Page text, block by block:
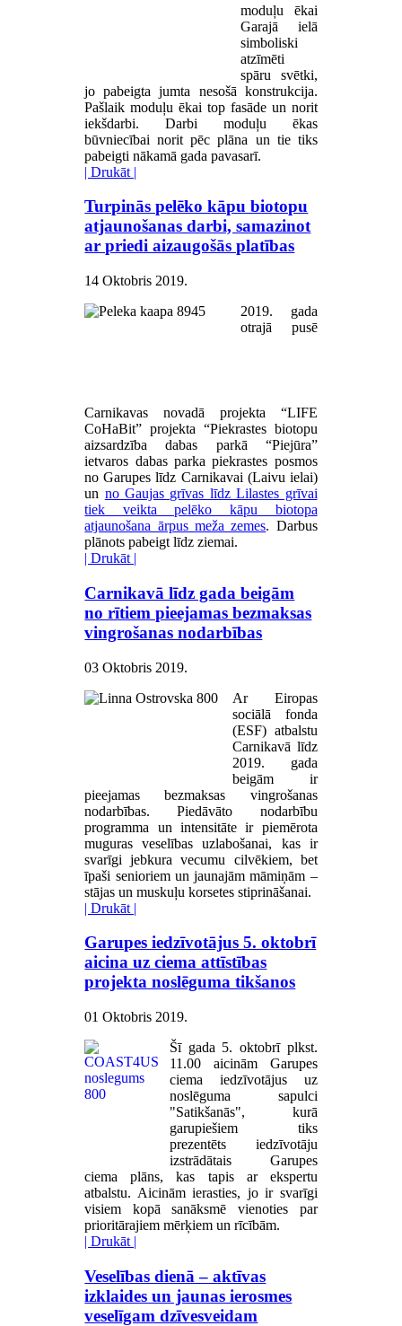
moduļu ēkai
Garajā ielā
simboliski
atzīmēti
spāru svētki,
jo pabeigta jumta nesošā konstrukcija.
Pašlaik moduļu ēkai top fasāde un norit
iekšdarbi. Darbi moduļu ēkas
būvniecībai norit pēc plāna un tie tiks
pabeigti nākamā gada pavasarī.
| Drukāt |
Turpinās pelēko kāpu biotopu
atjaunošanas darbi, samazinot
ar priedi aizaugošās platības
14 Oktobris 2019.
2019. gada
otrajā pusē
Carnikavas novadā projekta “LIFE
CoHaBit” projekta “Piekrastes biotopu
aizsardzība dabas parkā “Piejūra”
ietvaros dabas parka piekrastes posmos
no Garupes līdz Carnikavai (Laivu ielai)
un no Gaujas grīvas līdz Lilastes grīvai
tiek veikta pelēko kāpu biotopa
atjaunošana ārpus meža zemes. Darbus
plānots pabeigt līdz ziemai.
| Drukāt |
Carnikavā līdz gada beigām
no rītiem pieejamas bezmaksas
vingrošanas nodarbības
03 Oktobris 2019.
Ar Eiropas
sociālā fonda
(ESF) atbalstu
Carnikavā līdz
2019. gada
beigām ir
pieejamas bezmaksas vingrošanas
nodarbības. Piedāvāto nodarbību
programma un intensitāte ir piemērota
muguras veselības uzlabošanai, kas ir
svarīgi jebkura vecumu cilvēkiem, bet
īpaši senioriem un jaunajām māmiņām –
stājas un muskuļu korsetes stiprināšanai.
| Drukāt |
Garupes iedzīvotājus 5. oktobrī
aicina uz ciema attīstības
projekta noslēguma tikšanos
01 Oktobris 2019.
Šī gada 5. oktobrī plkst.
11.00 aicinām Garupes
ciema iedzīvotājus uz
noslēguma sapulci
"Satikšanās", kurā
garupiešiem tiks
prezentēts iedzīvotāju
izstrādātais Garupes
ciema plāns, kas tapis ar ekspertu
atbalstu. Aicinām ierasties, jo ir svarīgi
visiem kopā sanāksmē vienoties par
prioritārajiem mērķiem un rīcībām.
| Drukāt |
Veselības dienā – aktīvas
izklaides un jaunas ierosmes
veselīgam dzīvesveidam